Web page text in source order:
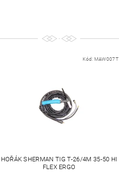
Kód: MAW007T
HOŘÁK SHERMAN TIG T-26/4M 35-50 HI
FLEX ERGO